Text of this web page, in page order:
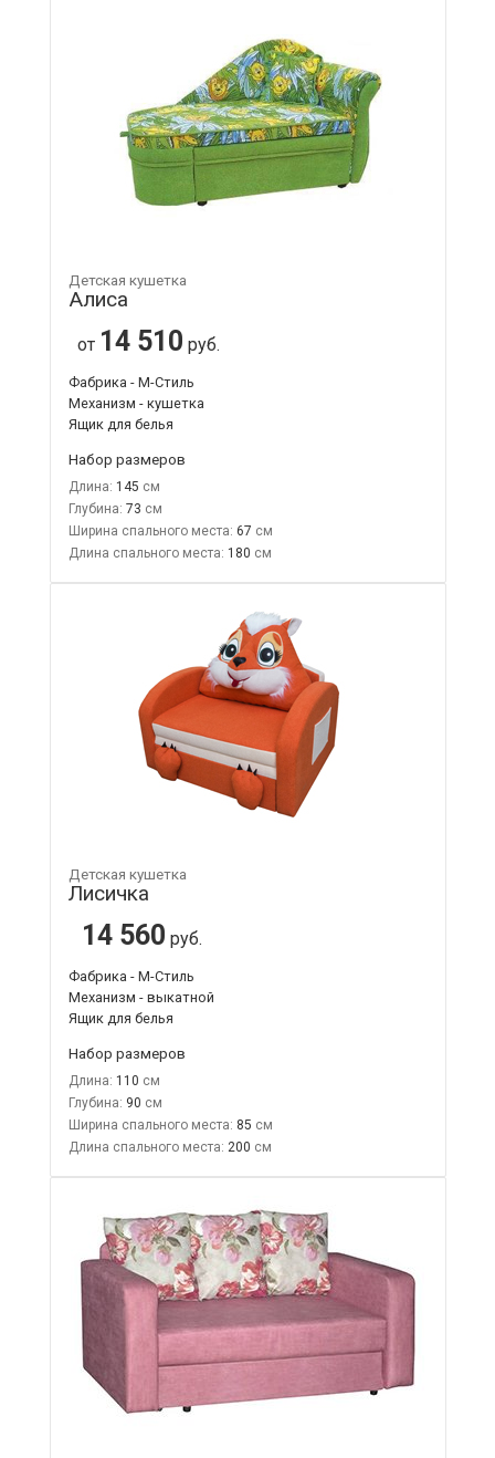
Детская кушетка
Алиса
от 14 510 руб.
Фабрика - М-Стиль
Механизм - кушетка
Ящик для белья
Набор размеров
Длина: 145
Глубина: 73
Ширина спального места: 67
Длина спального места: 180
Детская кушетка
Лисичка
14 560 руб.
Фабрика - М-Стиль
Механизм - выкатной
Ящик для белья
Набор размеров
Длина: 110
Глубина: 90
Ширина спального места: 85
Длина спального места: 200